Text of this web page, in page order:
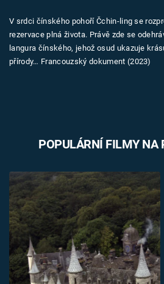
Témata
Přihlášení
Sledujte nás
V srdci čínského pohoří Čchin-ling se
rezervace plná života. Právě zde se
langura čínského, jehož osud ukazuje
přírody… Francouzský dokument (2023)
POPULÁRNÍ FILMY NA